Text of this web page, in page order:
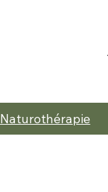
Naturothérapie